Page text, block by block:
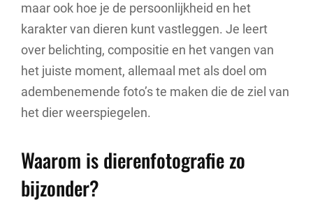
maar ook hoe je de persoonlijkheid en het
karakter van dieren kunt vastleggen. Je leert
over belichting, compositie en het vangen van
het juiste moment, allemaal met als doel om
adembenemende foto’s te maken die de ziel van
het dier weerspiegelen.
Waarom is dierenfotografie zo
bijzonder?